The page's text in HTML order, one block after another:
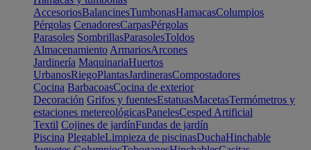
AccesoriosBalancinesTumbonasHamacasColumpios
Pérgolas CenadoresCarpasPérgolas
Parasoles SombrillasParasolesToldos
Almacenamiento ArmariosArcones
Jardinería MaquinariaHuertos
UrbanosRiegoPlantasJardinerasCompostadores
Cocina BarbacoasCocina de exterior
Decoración Grifos y fuentesEstatuasMacetasTermómetros y
estaciones metereológicasPanelesCesped Artificial
Textil Cojines de jardínFundas de jardín
Piscina PlegableLimpieza de piscinasDuchaHinchable